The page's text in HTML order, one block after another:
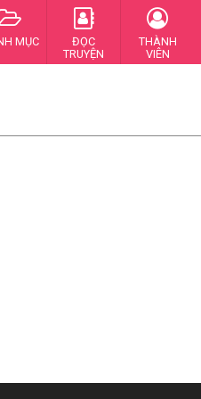
MỤC
ĐỌC
TRUYỆN
THÀNH
VIÊN